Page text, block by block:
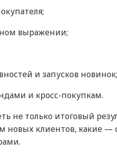
выражении;
и запусков новинок;
и кросс-покупкам.
не только итоговый
новых клиентов, какие —